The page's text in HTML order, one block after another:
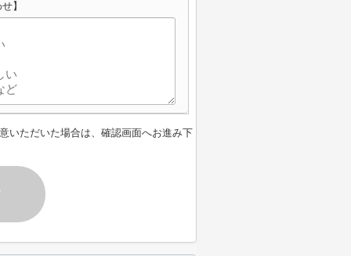
】
いただいた場合は、確認画面へお進み下